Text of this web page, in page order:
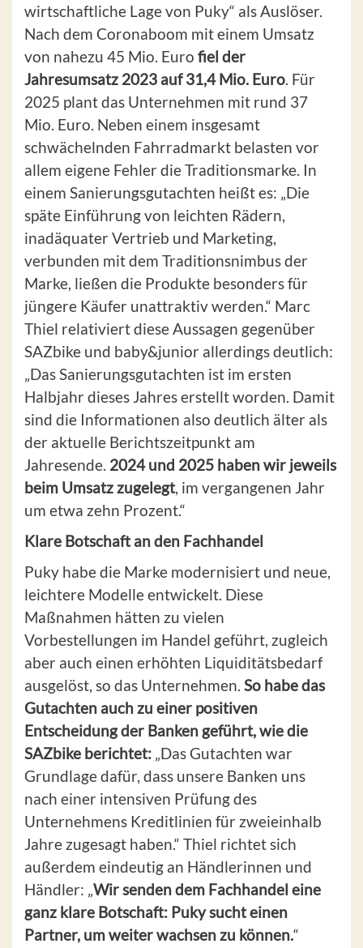
wirtschaftliche Lage von Puky“ als Auslöser.
Nach dem Coronaboom mit einem Umsatz
von nahezu 45 Mio. Euro fiel der
Jahresumsatz 2023 auf 31,4 Mio. Euro. Für
2025 plant das Unternehmen mit rund 37
Mio. Euro. Neben einem insgesamt
schwächelnden Fahrradmarkt belasten vor
allem eigene Fehler die Traditionsmarke. In
einem Sanierungsgutachten heißt es: „Die
späte Einführung von leichten Rädern,
inadäquater Vertrieb und Marketing,
verbunden mit dem Traditionsnimbus der
Marke, ließen die Produkte besonders für
jüngere Käufer unattraktiv werden.“ Marc
Thiel relativiert diese Aussagen gegenüber
SAZbike und baby&junior allerdings deutlich:
„Das Sanierungsgutachten ist im ersten
Halbjahr dieses Jahres erstellt worden. Damit
sind die Informationen also deutlich älter als
der aktuelle Berichtszeitpunkt am
Jahresende. 2024 und 2025 haben wir jeweils
beim Umsatz zugelegt, im vergangenen Jahr
um etwa zehn Prozent.“
Klare Botschaft an den Fachhandel
Puky habe die Marke modernisiert und neue,
leichtere Modelle entwickelt. Diese
Maßnahmen hätten zu vielen
Vorbestellungen im Handel geführt, zugleich
aber auch einen erhöhten Liquiditätsbedarf
ausgelöst, so das Unternehmen. So habe das
Gutachten auch zu einer positiven
Entscheidung der Banken geführt, wie die
SAZbike berichtet: „Das Gutachten war
Grundlage dafür, dass unsere Banken uns
nach einer intensiven Prüfung des
Unternehmens Kreditlinien für zweieinhalb
Jahre zugesagt haben.“ Thiel richtet sich
außerdem eindeutig an Händlerinnen und
Händler: „Wir senden dem Fachhandel eine
ganz klare Botschaft: Puky sucht einen
Partner, um weiter wachsen zu können.“